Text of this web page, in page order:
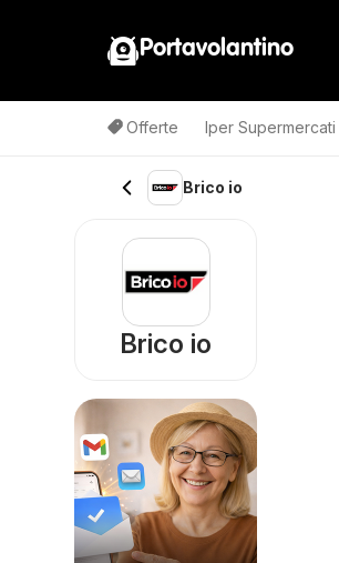
Portavolantino
Offerte Iper Supermercati
Brico io
Brico io